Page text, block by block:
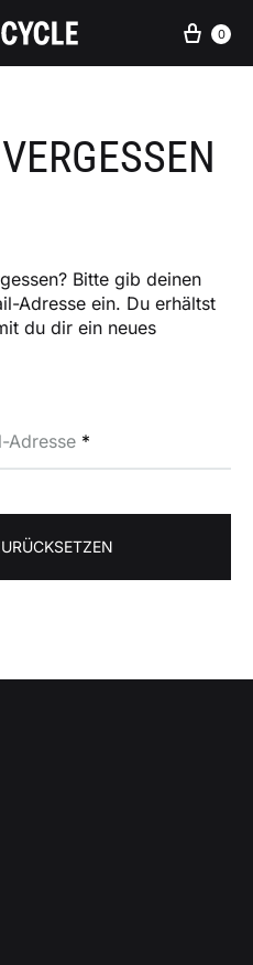
0
Bitte gib deinen
Adresse ein. Du erhältst
du dir ein neues
Adresse *